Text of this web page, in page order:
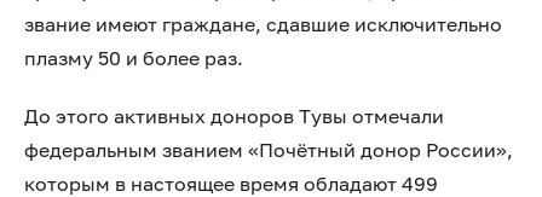
звание имеют граждане, сдавшие исключительно
плазму 50 и более раз.
До этого активных доноров Тувы отмечали
федеральным званием «Почётный донор России»,
которым в настоящее время обладают 499